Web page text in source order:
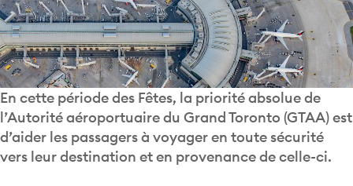
En cette période des Fêtes, la priorité absolue de
l’Autorité aéroportuaire du Grand Toronto (GTAA) est
d’aider les passagers à voyager en toute sécurité
vers leur destination et en provenance de celle-ci.